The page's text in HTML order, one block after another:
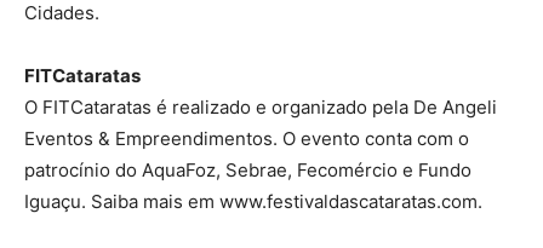
Cidades.
FITCataratas
O FITCataratas é realizado e organizado pela De Angeli
Eventos & Empreendimentos. O evento conta com o
patrocínio do AquaFoz, Sebrae, Fecomércio e Fundo
Iguaçu. Saiba mais em www.festivaldascataratas.com.